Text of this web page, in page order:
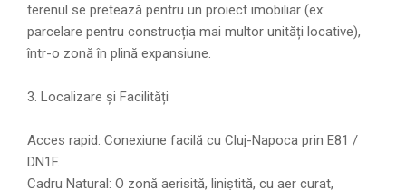
terenul se pretează pentru un proiect imobiliar (ex:
parcelare pentru construcția mai multor unități locative),
într-o zonă în plină expansiune.
3. Localizare și Facilități
Acces rapid: Conexiune facilă cu Cluj-Napoca prin E81 /
DN1F.
Cadru Natural: O zonă aerisită, liniștită, cu aer curat,